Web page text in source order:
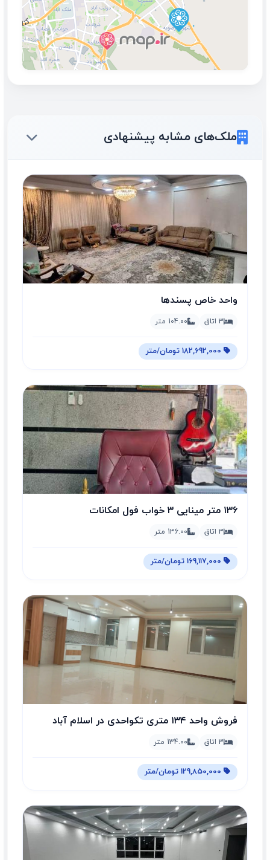
ملک‌های مشابه پیشنهادی
واحد خاص پسندها
3 اتاق 104.00 متر
۱۳۶ متر مینایی ۳ خواب فول امکانات
3 اتاق 136.00 متر
فروش واحد ۱۳۴ متری تکواحدی در اسلام آباد
3 اتاق 134.00 متر